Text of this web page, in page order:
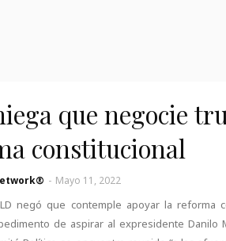
que negocie
constitucional
- Mayo 11, 2022
negó que contemple apoyar la reforma
de aspirar al expresidente Danilo